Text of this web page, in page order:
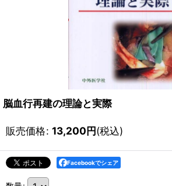
脳血行再建の理論と実際
販売価格: 13,200円(税込)
Facebookでシェア